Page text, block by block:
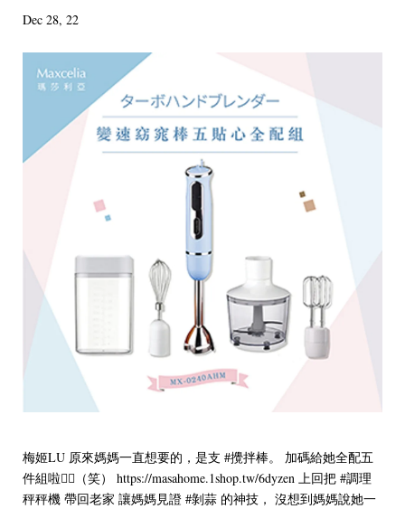
Dec 28, 22
梅姬LU 原來媽媽一直想要的，是支 #攪拌棒。 加碼給她全配五
件組啦👌🏻（笑） https://masahome.1shop.tw/6dyzen 上回把 #調理
秤秤機 帶回老家 讓媽媽見證 #剝蒜 的神技， 沒想到媽媽說她一